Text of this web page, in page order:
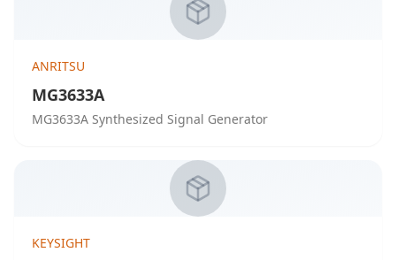
ANRITSU
MG3633A
MG3633A Synthesized Signal Generator
KEYSIGHT